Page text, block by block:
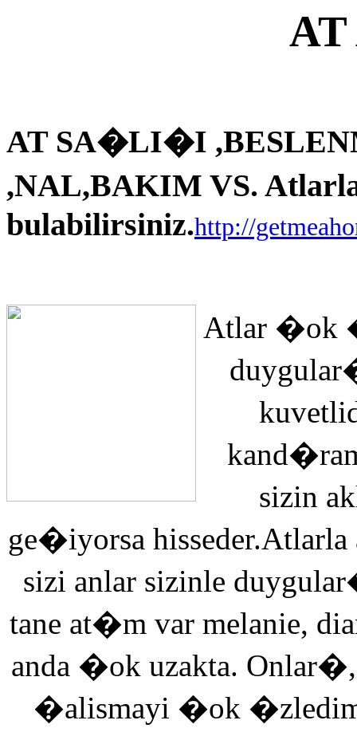
AT SA�LI�I
,NAL,BAKIM VS.
bulabilirsiniz.http://
Atlar �ok
sizin
ge�iyorsa
sizi anlar sizinle
tane at�m var melanie,
anda �ok uzakta.
�alismayi �ok